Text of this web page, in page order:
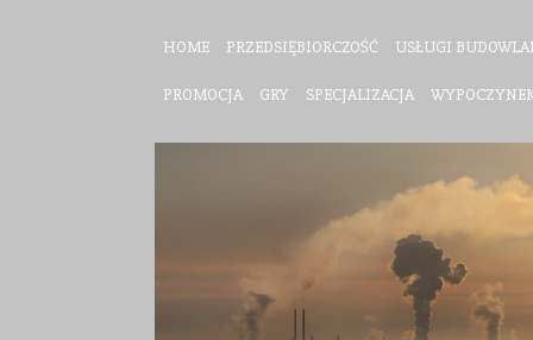
HOME PRZEDSIĘBIORCZOŚĆ USŁUGI
PROMOCJA GRY SPECJALIZACJA